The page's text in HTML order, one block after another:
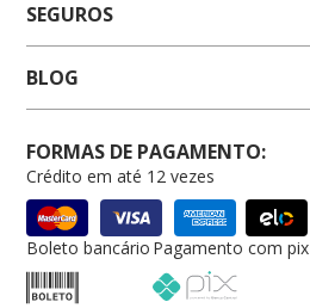
SEGUROS
BLOG
FORMAS DE PAGAMENTO:
Crédito em até 12 vezes
Boleto bancário Pagamento com pix